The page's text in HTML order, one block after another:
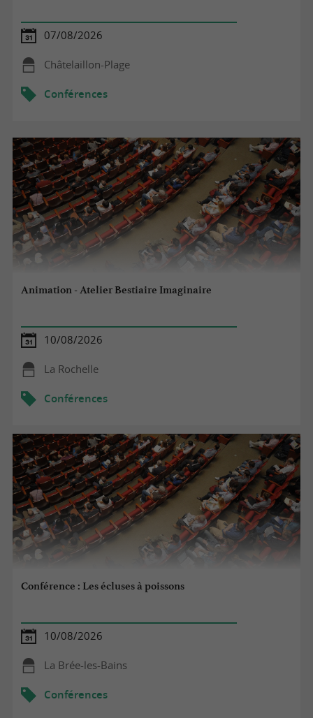
07/08/2026
Châtelaillon-Plage
Conférences
Animation - Atelier Bestiaire Imaginaire
10/08/2026
La Rochelle
Conférences
Conférence : Les écluses à poissons
10/08/2026
La Brée-les-Bains
Conférences